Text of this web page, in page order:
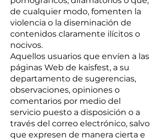
de cualquier modo, fomenten la
violencia o la diseminación de
contenidos claramente ilícitos o
nocivos.
Aquellos usuarios que envíen a las
páginas Web de kaisfest, a su
departamento de sugerencias,
observaciones, opiniones o
comentarios por medio del
servicio puesto a disposición o a
través del correo electrónico, salvo
que expresen de manera cierta e